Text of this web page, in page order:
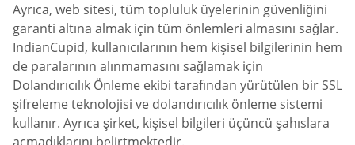
Ayrıca, web sitesi, tüm topluluk üyelerinin güvenliğini
garanti altına almak için tüm önlemleri almasını sağlar.
IndianCupid, kullanıcılarının hem kişisel bilgilerinin hem
de paralarının alınmamasını sağlamak için
Dolandırıcılık Önleme ekibi tarafından yürütülen bir SSL
şifreleme teknolojisi ve dolandırıcılık önleme sistemi
kullanır. Ayrıca şirket, kişisel bilgileri üçüncü şahıslara